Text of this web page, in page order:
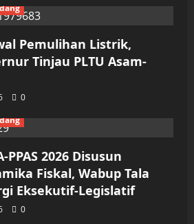
Pemulihan Listrik,
Tinjau PLTU Asam-
0
2026 Disusun
Fiskal, Wabup Tala
Eksekutif-Legislatif
0